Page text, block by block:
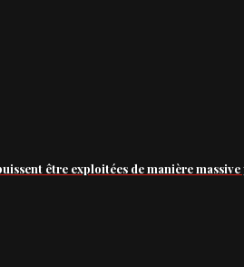
être exploitées de manière